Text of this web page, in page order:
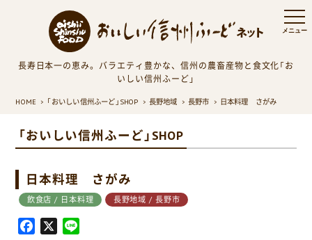
長寿日本一の恵み。バラエティ豊かな、信州の農畜産物と食文化「お
いしい信州ふーど」
HOME 「おいしい信州ふーど」SHOP 長野地域 長野市 日本料理 さがみ
「おいしい信州ふーど」SHOP
日本料理 さがみ
飲食店 / 日本料理 長野地域 / 長野市
X